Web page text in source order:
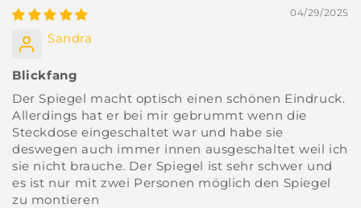
04/29/2025
Sandra
Blickfang
Der Spiegel macht optisch einen schönen Eindruck.
Allerdings hat er bei mir gebrummt wenn die
Steckdose eingeschaltet war und habe sie
deswegen auch immer innen ausgeschaltet weil ich
sie nicht brauche. Der Spiegel ist sehr schwer und
es ist nur mit zwei Personen möglich den Spiegel
zu montieren